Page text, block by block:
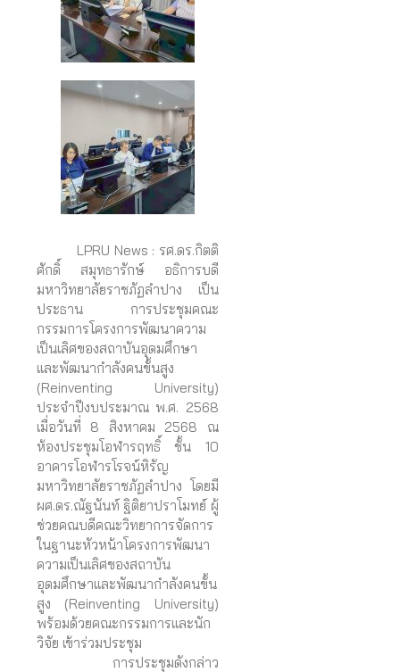
LPRU News : รศ.ดร.กิตติ
ศักดิ์ สมุทธารักษ์ อธิการบดี
มหาวิทยาลัยราชภัฏลำปาง เป็น
ประธาน การประชุมคณะ
กรรมการโครงการพัฒนาความ
เป็นเลิศของสถาบันอุดมศึกษา
และพัฒนากำลังคนขั้นสูง
(Reinventing University)
ประจำปีงบประมาณ พ.ศ. 2568
เมื่อวันที่ 8 สิงหาคม 2568 ณ
ห้องประชุมโอฬารฤทธิ์ ชั้น 10
อาคารโอฬารโรจน์หิรัญ
มหาวิทยาลัยราชภัฏลำปาง โดยมี
ผศ.ดร.ณัฐนันท์ ฐิติยาปราโมทย์ ผู้
ช่วยคณบดีคณะวิทยาการจัดการ
ในฐานะหัวหน้าโครงการพัฒนา
ความเป็นเลิศของสถาบัน
อุดมศึกษาและพัฒนากำลังคนขั้น
สูง (Reinventing University)
พร้อมด้วยคณะกรรมการและนัก
วิจัย เข้าร่วมประชุม
การประชุมดังกล่าว